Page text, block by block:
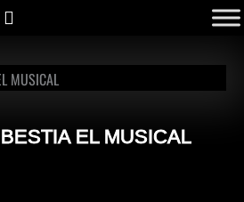
L
i
k
e
d
n EL MUSICAL